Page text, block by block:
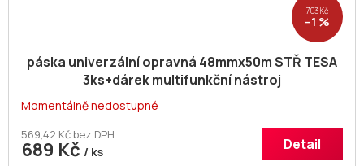
703 Kč
–1 %
páska univerzální opravná 48mmx50m STŘ TESA
3ks+dárek multifunkční nástroj
Momentálně nedostupné
569,42 Kč bez DPH
689 Kč / ks Detail